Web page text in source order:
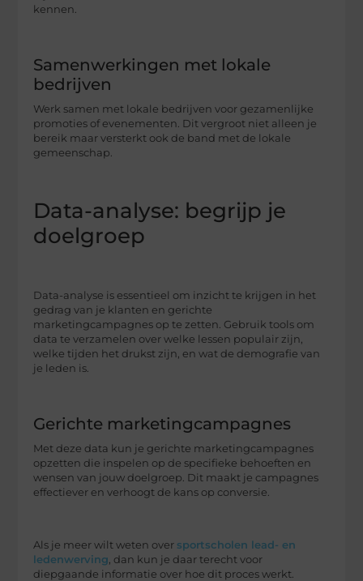
kennen.
Samenwerkingen met lokale
bedrijven
Werk samen met lokale bedrijven voor gezamenlijke
promoties of evenementen. Dit vergroot niet alleen je
bereik maar versterkt ook de band met de lokale
gemeenschap.
Data-analyse: begrijp je
doelgroep
Data-analyse is essentieel om inzicht te krijgen in het
gedrag van je klanten en gerichte
marketingcampagnes op te zetten. Gebruik tools om
data te verzamelen over welke lessen populair zijn,
welke tijden het drukst zijn, en wat de demografie van
je leden is.
Gerichte marketingcampagnes
Met deze data kun je gerichte marketingcampagnes
opzetten die inspelen op de specifieke behoeften en
wensen van jouw doelgroep. Dit maakt je campagnes
effectiever en verhoogt de kans op conversie.
Als je meer wilt weten over sportscholen lead- en
ledenwerving , dan kun je daar terecht voor
diepgaande informatie over hoe dit proces werkt.